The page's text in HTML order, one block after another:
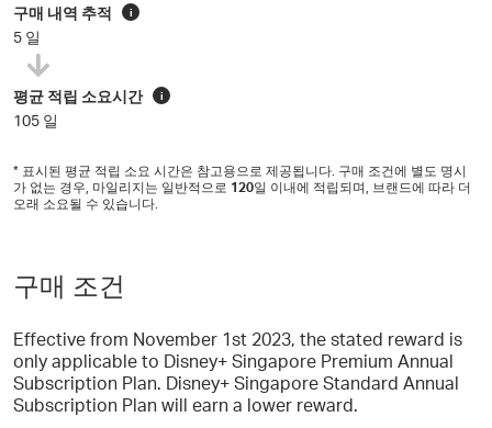
구매 내역 추적 i
5 일
평균 적립 소요시간 i
105 일
* 표시된 평균 적립 소요 시간은 참고용으로 제공됩니다. 구매 조건에 별도 명시
가 없는 경우, 마일리지는 일반적으로 120일 이내에 적립되며, 브랜드에 따라 더
오래 소요될 수 있습니다.
구매 조건
Effective from November 1st 2023, the stated reward is
only applicable to Disney+ Singapore Premium Annual
Subscription Plan. Disney+ Singapore Standard Annual
Subscription Plan will earn a lower reward.